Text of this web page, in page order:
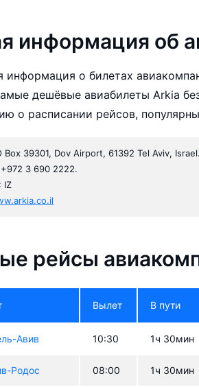
информация об
информация о билетах
дешёвые авиабилеты Arkia
о расписании рейсов,
Box 39301, Dov Airport, 61392 Tel Aviv, Israel.
3 690 2222.
IZ
рейсы
Вылет В пути
Авив 10:30 1ч 30мин
Родос 08:00 1ч 30мин